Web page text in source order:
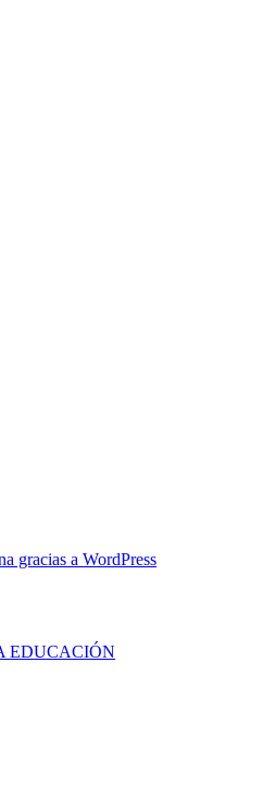
gracias a WordPress
EDUCACIÓN